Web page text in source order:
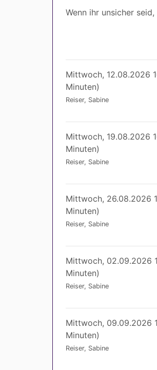
Wenn ihr unsicher
Mittwoch, 12.08.2026
Minuten)
Reiser, Sabine
Mittwoch, 19.08.2026
Minuten)
Reiser, Sabine
Mittwoch, 26.08.2026
Minuten)
Reiser, Sabine
Mittwoch, 02.09.2026
Minuten)
Reiser, Sabine
Mittwoch, 09.09.2026
Minuten)
Reiser, Sabine